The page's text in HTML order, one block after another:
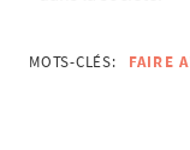
MOTS-CLÉS: FAIRE